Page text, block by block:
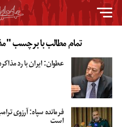
تمام مطالب با برچسب
عطوان: ایران با رد
فرمانده سپاه: آرزوی
است